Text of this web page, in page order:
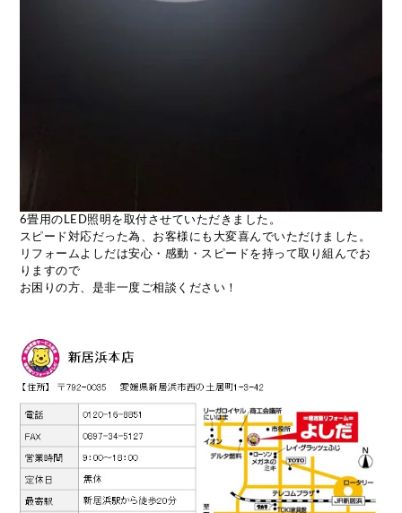
6畳用のLED照明を取付させていただきました。
スピード対応だった為、お客様にも大変喜んでいただけました。
リフォームよしだは安心・感動・スピードを持って取り組んでお
りますので
お困りの方、是非一度ご相談ください！